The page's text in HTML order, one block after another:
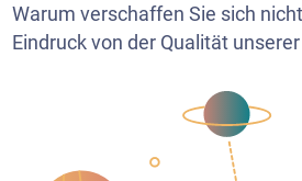
Warum verschaffen Sie sich
Eindruck von der Qualität